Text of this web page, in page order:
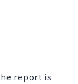
report is